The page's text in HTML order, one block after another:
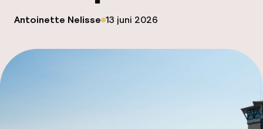
Gepubliceerd door
Antoinette Nelisse op
13 juni 2026